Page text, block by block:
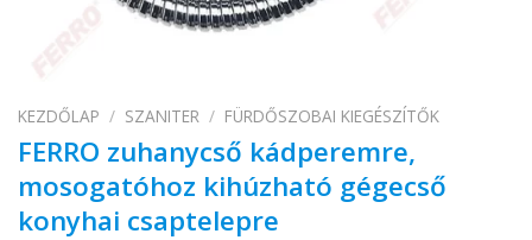
KEZDŐLAP / SZANITER / FÜRDŐSZOBAI KIEGÉSZÍTŐK
FERRO zuhanycső kádperemre,
mosogatóhoz kihúzható gégecső
konyhai csaptelepre